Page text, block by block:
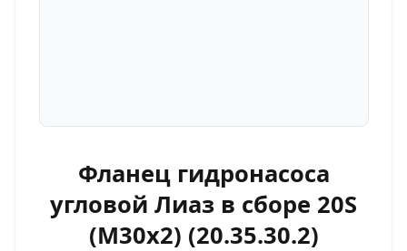
Фланец гидронасоса
угловой Лиаз в сборе 20S
(M30x2) (20.35.30.2)